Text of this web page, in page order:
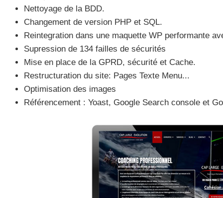
Nettoyage de la BDD.
Changement de version PHP et SQL.
Reintegration dans une maquette WP performante
Supression de 134 failles de sécurités
Mise en place de la GPRD, sécurité et Cache.
Restructuration du site: Pages Texte Menu...
Optimisation des images
Référencement : Yoast, Google Search console et